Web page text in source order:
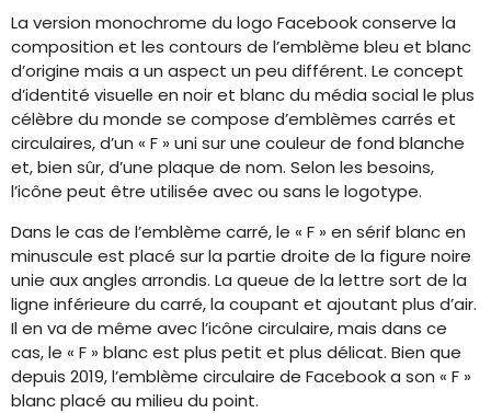
La version monochrome du logo Facebook conserve la
composition et les contours de l’emblème bleu et blanc
d’origine mais a un aspect un peu différent. Le concept
d’identité visuelle en noir et blanc du média social le plus
célèbre du monde se compose d’emblèmes carrés et
circulaires, d’un « F » uni sur une couleur de fond blanche
et, bien sûr, d’une plaque de nom. Selon les besoins,
l’icône peut être utilisée avec ou sans le logotype.
Dans le cas de l’emblème carré, le « F » en sérif blanc en
minuscule est placé sur la partie droite de la figure noire
unie aux angles arrondis. La queue de la lettre sort de la
ligne inférieure du carré, la coupant et ajoutant plus d’air.
Il en va de même avec l’icône circulaire, mais dans ce
cas, le « F » blanc est plus petit et plus délicat. Bien que
depuis 2019, l’emblème circulaire de Facebook a son « F »
blanc placé au milieu du point.